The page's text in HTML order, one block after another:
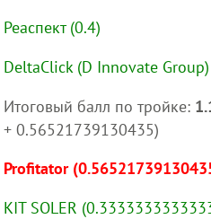
Реаспект (0.4)
DeltaClick (D Innovate
Итоговый балл по тройке:
+ 0.56521739130435)
Profitator
KIT SOLER